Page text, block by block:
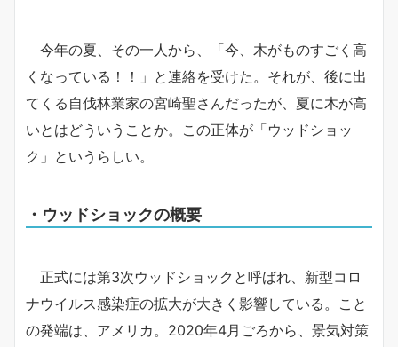
今年の夏、その一人から、「今、木がものすごく高
くなっている！！」と連絡を受けた。それが、後に出
てくる自伐林業家の宮崎聖さんだったが、夏に木が高
いとはどういうことか。この正体が「ウッドショッ
ク」というらしい。
・ウッドショックの概要
正式には第3次ウッドショックと呼ばれ、新型コロ
ナウイルス感染症の拡大が大きく影響している。こと
の発端は、アメリカ。2020年4月ごろから、景気対策